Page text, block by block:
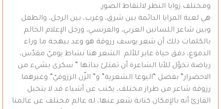
ومختلف زوايا النظر لالتقاط الصور.
هي لعبة المرايا الدائمة بين شرق، وغرب، بين الرجل، والطفل
وبين شاعر اللسانين العربي، والفرنسي، ورجل الإعلام الحالم
بالكلمات ذلك أن شعر يوسف رزوقة هو وعد ببهجة ما وراء
الدموع، دفق حياة عابر للألم. الشعر هنا نشاط يوميّ مقدّس،
رياضة تخوّل للأنا الشاعرة أن تمتلئ بذاتها ” سكرى بشيء من
الاخضرار” بفضل “اليوغا الشعرية” و” الزّن الرزوقيّ” وغيرهما.
رزوقة شاعر من طراز مختلف، يكتب عن أشياء قد لا يتخيل
القارئ أنه بالإمكان كتابة شعر عنها، له عالم مختلف عن عالمنا